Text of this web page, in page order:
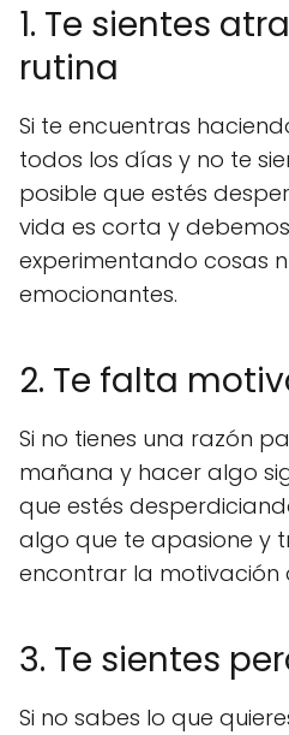
1. Te sientes
rutina
Si te encuentras
todos los días y no te
posible que estés
vida es corta y
experimentando cosas
emocionantes.
2. Te falta
Si no tienes una razón
mañana y hacer algo
que estés
algo que te apasione y
encontrar la motivación
3. Te sientes
Si no sabes lo que